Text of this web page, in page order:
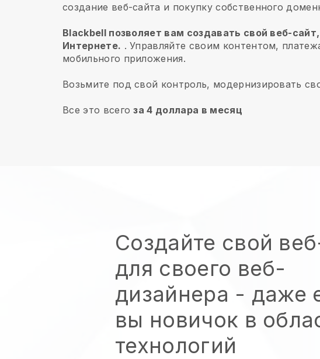
создание веб-сайта и покупку собственного
Blackbell позволяет вам создавать свой веб-
Интернете. . Управляйте своим контентом,
мобильного приложения.
Возьмите под свой контроль, модернизировать
Все это всегоза 4 доллара в месяц
Создайте свой
для своего веб-
дизайнера - даже
вы новичок в
технологий